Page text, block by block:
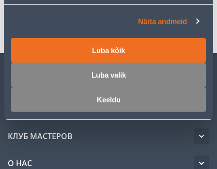
Näita andmeid
Luba kõik
Luba valik
Keeldu
УСЛУГИ
КЛУБ МАСТЕРОВ
О НАС